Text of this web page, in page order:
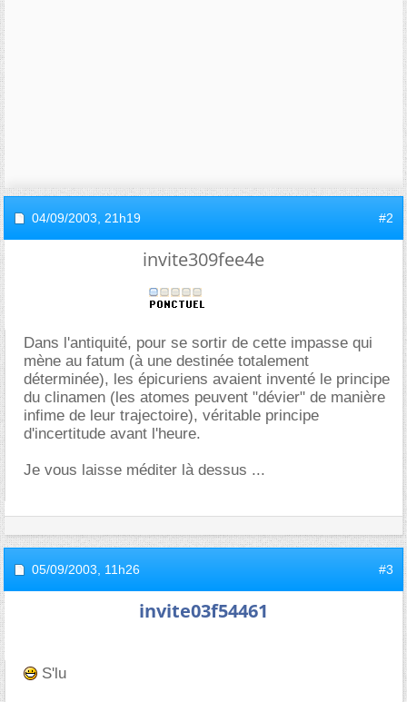
04/09/2003, 21h19 #2
invite309fee4e
Dans l'antiquité, pour se sortir de cette impasse qui
mène au fatum (à une destinée totalement
déterminée), les épicuriens avaient inventé le principe
du clinamen (les atomes peuvent "dévier" de manière
infime de leur trajectoire), véritable principe
d'incertitude avant l'heure.
Je vous laisse méditer là dessus ...
05/09/2003, 11h26 #3
invite03f54461
S'lu